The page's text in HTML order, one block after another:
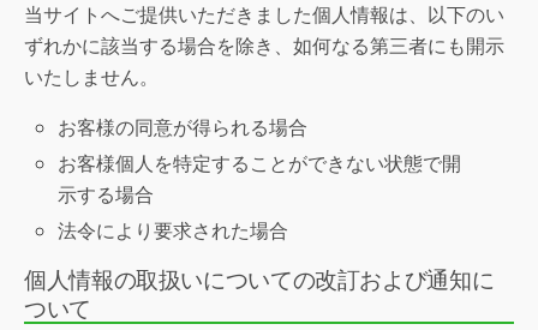
当サイトへご提供いただきました個人情報は、以下のい
ずれかに該当する場合を除き、如何なる第三者にも開示
いたしません。
お客様の同意が得られる場合
お客様個人を特定することができない状態で開
示する場合
法令により要求された場合
個人情報の取扱いについての改訂および通知に
ついて